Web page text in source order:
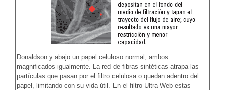
Donaldson y abajo un papel celuloso normal, ambos
magnificados igualmente. La red de fibras sintéticas atrapa las
partículas que pasan por el filtro celulosa o quedan adentro del
papel, limitando con su vida útil. En el filtro Ultra-Web estas